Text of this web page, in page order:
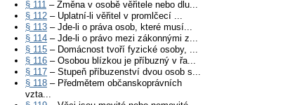
§ 111 – Změna v osobě věřitele nebo dlu...
§ 112 – Uplatní-li věřitel v promlčecí ...
§ 113 – Jde-li o práva osob, které musí...
§ 114 – Jde-li o právo mezi zákonnými z...
§ 115 – Domácnost tvoří fyzické osoby, ...
§ 116 – Osobou blízkou je příbuzný v řa...
§ 117 – Stupeň příbuzenství dvou osob s...
§ 118 – Předmětem občanskoprávních
vzta...